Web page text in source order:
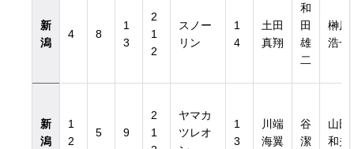
新
潟
4 8
1
3
2
1
2
スノー
リン
1
4
土田
真翔
和
田
雄
二
榊原
浩一
新
潟
1
2
5 9
2
1
ヤマカ
ツレオ
1
3
川端
海翼
谷
潔
山田
和夫